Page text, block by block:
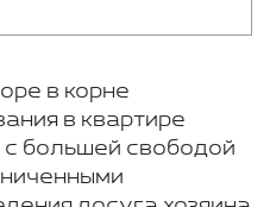
в корне
в квартире
большей свободой